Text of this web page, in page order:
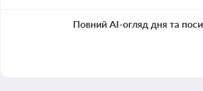
Повний AI-огляд дня та